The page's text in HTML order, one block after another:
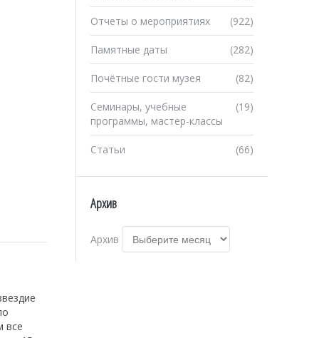
все
(922)
Отчеты о мероприятиях
(282)
Памятные даты
(82)
Почётные гости музея
(19)
Семинары, учебные
программы, мастер-классы
(66)
Статьи
Архив
Архив